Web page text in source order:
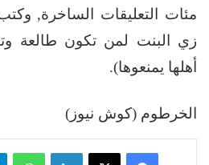
مئات التعليقات الساخرة,
زي البنت لمن تكون طالعة
أهلها يمنعوها).
الخرطوم (كوش نيوز)
فيسبوك ‫X لينكدإن واتساب